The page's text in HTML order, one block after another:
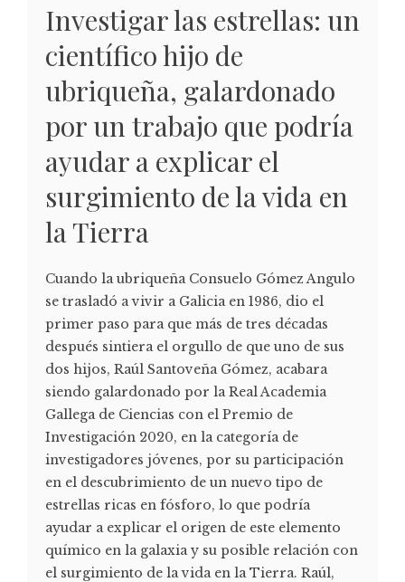
Investigar las estrellas: un
científico hijo de
ubriqueña, galardonado
por un trabajo que podría
ayudar a explicar el
surgimiento de la vida en
la Tierra
Cuando la ubriqueña Consuelo Gómez Angulo
se trasladó a vivir a Galicia en 1986, dio el
primer paso para que más de tres décadas
después sintiera el orgullo de que uno de sus
dos hijos, Raúl Santoveña Gómez, acabara
siendo galardonado por la Real Academia
Gallega de Ciencias con el Premio de
Investigación 2020, en la categoría de
investigadores jóvenes, por su participación
en el descubrimiento de un nuevo tipo de
estrellas ricas en fósforo, lo que podría
ayudar a explicar el origen de este elemento
químico en la galaxia y su posible relación con
el surgimiento de la vida en la Tierra. Raúl,